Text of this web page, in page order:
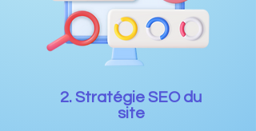
2. Stratégie SEO du
site